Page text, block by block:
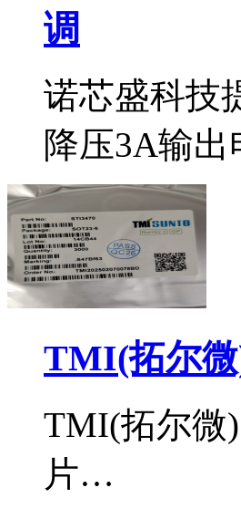
调
诺芯盛科技
降压3A输
TMI(拓尔微
TMI(拓尔微
片…